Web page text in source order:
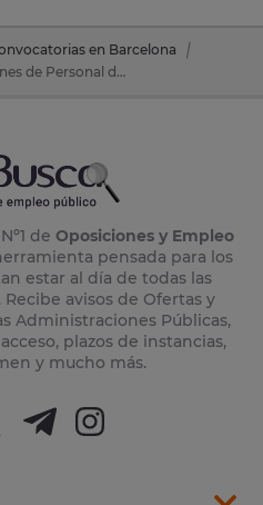
en Barcelona
Convocatoria de 1 plaza: Oposiciones de Personal de Oficios en Orista (Barcelona)
de Oposiciones y Empleo
pensada para los
estar al día de todas las
avisos de Ofertas y
Administraciones Públicas,
plazos de instancias,
y mucho más.